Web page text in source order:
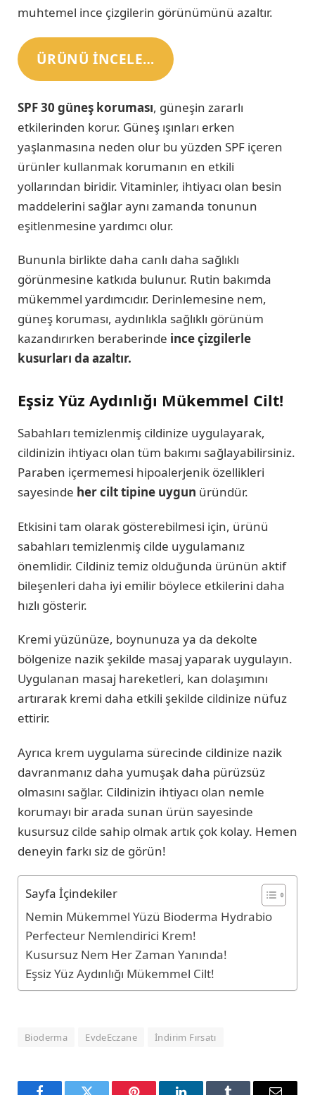
muhtemel ince çizgilerin görünümünü azaltır.
ÜRÜNÜ INCELE…
SPF 30 güneş koruması, güneşin zararlı
etkilerinden korur. Güneş ışınları erken
yaşlanmasına neden olur bu yüzden SPF içeren
ürünler kullanmak korumanın en etkili
yollarından biridir. Vitaminler, ihtiyacı olan besin
maddelerini sağlar aynı zamanda tonunun
eşitlenmesine yardımcı olur.
Bununla birlikte daha canlı daha sağlıklı
görünmesine katkıda bulunur. Rutin bakımda
mükemmel yardımcıdır. Derinlemesine nem,
güneş koruması, aydınlıkla sağlıklı görünüm
kazandırırken beraberinde ince çizgilerle
kusurları da azaltır.
Eşsiz Yüz Aydınlığı Mükemmel Cilt!
Sabahları temizlenmiş cildinize uygulayarak,
cildinizin ihtiyacı olan tüm bakımı sağlayabilirsiniz.
Paraben içermemesi hipoalerjenik özellikleri
sayesinde her cilt tipine uygun üründür.
Etkisini tam olarak gösterebilmesi için, ürünü
sabahları temizlenmiş cilde uygulamanız
önemlidir. Cildiniz temiz olduğunda ürünün aktif
bileşenleri daha iyi emilir böylece etkilerini daha
hızlı gösterir.
Kremi yüzünüze, boynunuza ya da dekolte
bölgenize nazik şekilde masaj yaparak uygulayın.
Uygulanan masaj hareketleri, kan dolaşımını
artırarak kremi daha etkili şekilde cildinize nüfuz
ettirir.
Ayrıca krem uygulama sürecinde cildinize nazik
davranmanız daha yumuşak daha pürüzsüz
olmasını sağlar. Cildinizin ihtiyacı olan nemle
korumayı bir arada sunan ürün sayesinde
kusursuz cilde sahip olmak artık çok kolay. Hemen
deneyin farkı siz de görün!
Sayfa İçindekiler
Nemin Mükemmel Yüzü Bioderma Hydrabio
Perfecteur Nemlendirici Krem!
Kusursuz Nem Her Zaman Yanında!
Eşsiz Yüz Aydınlığı Mükemmel Cilt!
Bioderma EvdeEczane İndirim Fırsatı